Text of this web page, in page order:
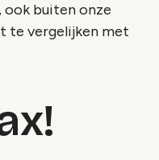
buiten onze
te vergelijken met